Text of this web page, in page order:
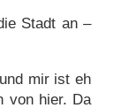
Stadt an –
mir ist eh
von hier. Da